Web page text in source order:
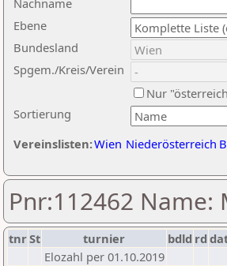
Nachname
Ebene
Sortierung
Bundesland
Spgem./Kreis/Verein
Nur
Vereinslisten:Wien Niederösterreich
Pnr:112462 Name:
tnrSt turnier bdld rd
Elozahl per 01.10.2019